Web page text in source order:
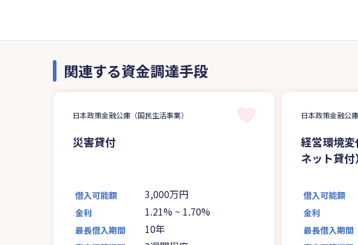
関連する資金調達手段
日本政策金融公庫（国民生活事業）
災害貸付
借入可能額 3,000万円
金利 1.21% ~ 1.70%
最長借入期間 10年
日本政策金融公
経営環境
ネット貸付）
借入可能額
金利
最長借入期間